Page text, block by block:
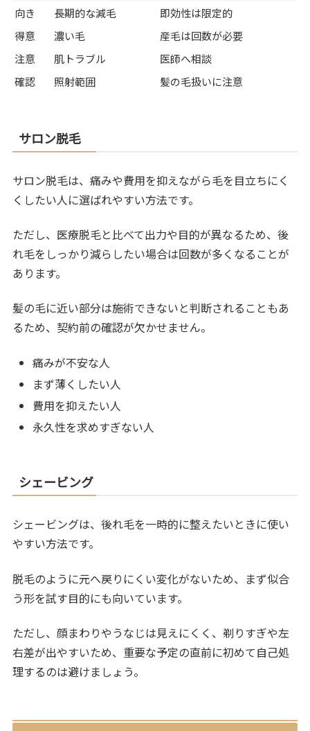
向き 長期的な減毛
即効性は限定的
得意
濃い毛
産毛は回数が必要
注意
肌トラブル
医師へ相談
確認
照射範囲 髪の毛扱いに注意
サロン脱毛
サロン脱毛は、痛みや費用を抑えながら毛を目立ちにく
くしたい人に選ばれやすい方法です。
ただし、医療脱毛と比べて出力や目的が異なるため、後
れ毛をしっかり減らしたい場合は回数が多くなることが
あります。
髪の毛に近い部分は施術できないと判断されることもあ
るため、契約前の確認が欠かせません。
痛みが不安な人
まず薄くしたい人
費用を抑えたい人
永久性を求めすぎない人
シェービング
シェービングは、後れ毛を一時的に整えたいときに使い
やすい方法です。
脱毛のように元へ戻りにくい変化がないため、まず似合
う形を試す目的にも向いています。
ただし、顔まわりやうなじは見えにくく、剃りすぎや左
右差が出やすいため、重要な予定の直前に初めて自己処
理するのは避けましょう。